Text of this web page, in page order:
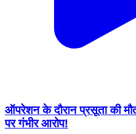
ऑपरेशन के दौरान प्रसूता की
पर गंभीर आरोप!